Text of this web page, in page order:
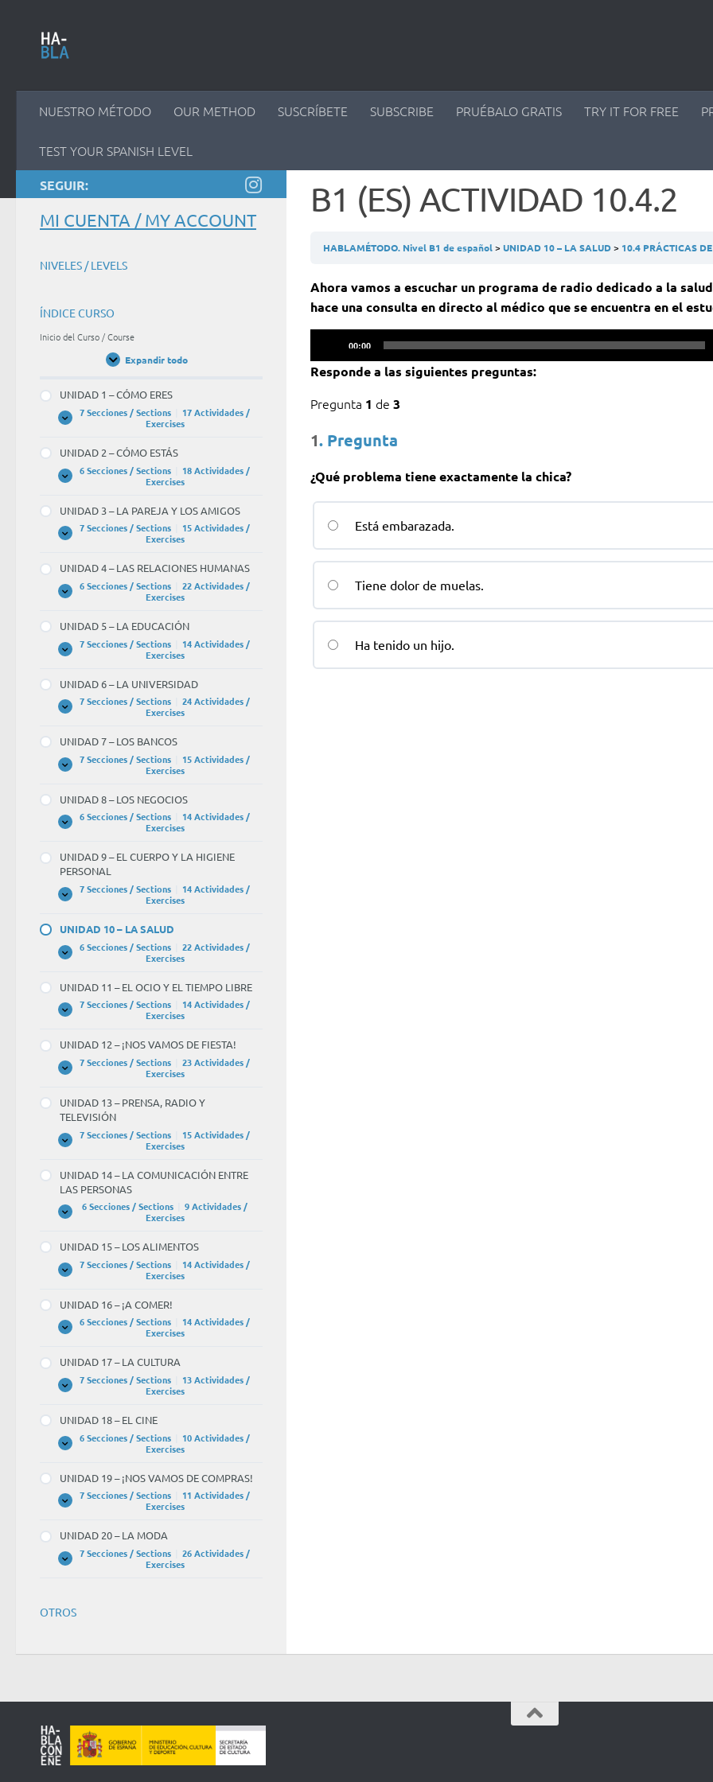
NUESTRO MÉTODO OUR METHOD SUSCRÍBETE SUBSCRIBE PRUÉBALO GRATIS TRY IT FOR FREE
TEST YOUR SPANISH LEVEL
B1 (ES) ACTIVIDAD 10.4.2
HABLAMÉTODO. Nivel B1 de español UNIDAD 10 – LA SALUD 10.4 PRÁCTICAS
Ahora vamos a escuchar un programa de radio dedicado a la
hace una consulta en directo al médico que se encuentra en el
de
audio
00:00
Responde a las siguientes preguntas:
Pregunta 1 de 3
1. Pregunta
¿Qué problema tiene exactamente la chica?
Está embarazada.
Tiene dolor de muelas.
Ha tenido un hijo.
SEGUIR:
MI CUENTA / MY ACCOUNT
NIVELES / LEVELS
ÍNDICE CURSO
Inicio del Curso / Course
Expandir todo
Unidades
UNIDAD 1 – CÓMO ERES
Expandir
UNIDAD
CÓMO
ERES
7 Secciones / Sections
17 Actividades /
Exercises
UNIDAD 2 – CÓMO ESTÁS
Expandir
UNIDAD
CÓMO
ESTÁS
6 Secciones / Sections
18 Actividades /
Exercises
UNIDAD 3 – LA PAREJA Y LOS AMIGOS
Expandir
UNIDAD
LA
PAREJA
Y
7 Secciones / Sections
15 Actividades /
Exercises
UNIDAD 4 – LAS RELACIONES HUMANAS
Expandir
UNIDAD
LAS
RELACIONES
HUMANAS
6 Secciones / Sections
22 Actividades /
Exercises
UNIDAD 5 – LA EDUCACIÓN
Expandir
UNIDAD
LA
EDUCACIÓN
7 Secciones / Sections
14 Actividades /
Exercises
UNIDAD 6 – LA UNIVERSIDAD
Expandir
UNIDAD
LA
UNIVERSIDAD
7 Secciones / Sections
24 Actividades /
Exercises
UNIDAD 7 – LOS BANCOS
Expandir
UNIDAD
LOS
BANCOS
7 Secciones / Sections
15 Actividades /
Exercises
UNIDAD 8 – LOS NEGOCIOS
Expandir
UNIDAD
LOS
NEGOCIOS
6 Secciones / Sections
14 Actividades /
Exercises
UNIDAD 9 – EL CUERPO Y LA HIGIENE
PERSONAL
Expandir
UNIDAD
EL
CUERPO
Y
PERSONAL
7 Secciones / Sections
14 Actividades /
Exercises
UNIDAD 10 – LA SALUD
Expandir
UNIDAD
LA
SALUD
6 Secciones / Sections
22 Actividades /
Exercises
UNIDAD 11 – EL OCIO Y EL TIEMPO LIBRE
Expandir
UNIDAD
EL
OCIO
Y
LIBRE
7 Secciones / Sections
14 Actividades /
Exercises
UNIDAD 12 – ¡NOS VAMOS DE FIESTA!
Expandir
UNIDAD
¡NOS
VAMOS
FIESTA!
7 Secciones / Sections
23 Actividades /
Exercises
UNIDAD 13 – PRENSA, RADIO Y
TELEVISIÓN
Expandir
UNIDAD
PRENSA,
RADIO
TELEVISIÓN
7 Secciones / Sections
15 Actividades /
Exercises
UNIDAD 14 – LA COMUNICACIÓN ENTRE
LAS PERSONAS
Expandir
UNIDAD
LA
COMUNICACIÓN
ENTRE
6 Secciones / Sections
9 Actividades /
Exercises
UNIDAD 15 – LOS ALIMENTOS
Expandir
UNIDAD
LOS
ALIMENTOS
7 Secciones / Sections
14 Actividades /
Exercises
UNIDAD 16 – ¡A COMER!
Expandir
UNIDAD
¡A
COMER!
6 Secciones / Sections
14 Actividades /
Exercises
UNIDAD 17 – LA CULTURA
Expandir
UNIDAD
LA
CULTURA
7 Secciones / Sections
13 Actividades /
Exercises
UNIDAD 18 – EL CINE
Expandir
UNIDAD
EL
CINE
6 Secciones / Sections
10 Actividades /
Exercises
UNIDAD 19 – ¡NOS VAMOS DE COMPRAS!
Expandir
UNIDAD
¡NOS
VAMOS
DE
7 Secciones / Sections
11 Actividades /
Exercises
UNIDAD 20 – LA MODA
Expandir
UNIDAD
MODA
7 Secciones / Sections
26 Actividades /
Exercises
OTROS